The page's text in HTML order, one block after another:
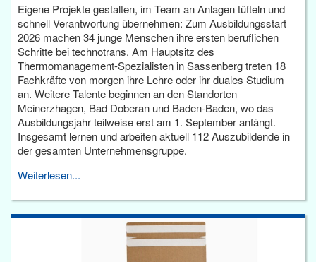
Eigene Projekte gestalten, im Team an Anlagen tüfteln und
schnell Verantwortung übernehmen: Zum Ausbildungsstart
2026 machen 34 junge Menschen ihre ersten beruflichen
Schritte bei technotrans. Am Hauptsitz des
Thermomanagement-Spezialisten in Sassenberg treten 18
Fachkräfte von morgen ihre Lehre oder ihr duales Studium
an. Weitere Talente beginnen an den Standorten
Meinerzhagen, Bad Doberan und Baden-Baden, wo das
Ausbildungsjahr teilweise erst am 1. September anfängt.
Insgesamt lernen und arbeiten aktuell 112 Auszubildende in
der gesamten Unternehmensgruppe.
Weiterlesen...